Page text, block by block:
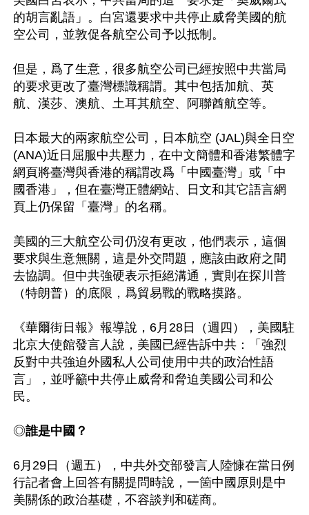
的胡言亂語」。白宮還要求中共停止威脅美國的航
空公司，並敦促各航空公司予以抵制。
但是，爲了生意，很多航空公司已經按照中共當局
的要求更改了臺灣標識稱謂。其中包括加航、英
航、漢莎、澳航、土耳其航空、阿聯酋航空等。
日本最大的兩家航空公司，日本航空 (JAL)與全日空
(ANA)近日屈服中共壓力，在中文簡體和香港繁體字
網頁將臺灣與香港的稱謂改爲「中國臺灣」或「中
國香港」，但在臺灣正體網站、日文和其它語言網
頁上仍保留「臺灣」的名稱。
美國的三大航空公司仍沒有更改，他們表示，這個
要求與生意無關，這是外交問題，應該由政府之間
去協調。但中共強硬表示拒絕溝通，實則在探川普
（特朗普）的底限，爲貿易戰的戰略摸路。
《華爾街日報》報導說，6月28日（週四），美國駐
北京大使館發言人說，美國已經告訴中共：「強烈
反對中共強迫外國私人公司使用中共的政治性語
言」，並呼籲中共停止威脅和脅迫美國公司和公
民。
◎誰是中國？
6月29日（週五），中共外交部發言人陸慷在當日例
行記者會上回答有關提問時說，一箇中國原則是中
美關係的政治基礎，不容談判和磋商。